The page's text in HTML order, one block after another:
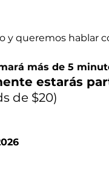
y queremos hablar
más de 5
estarás
de $20)